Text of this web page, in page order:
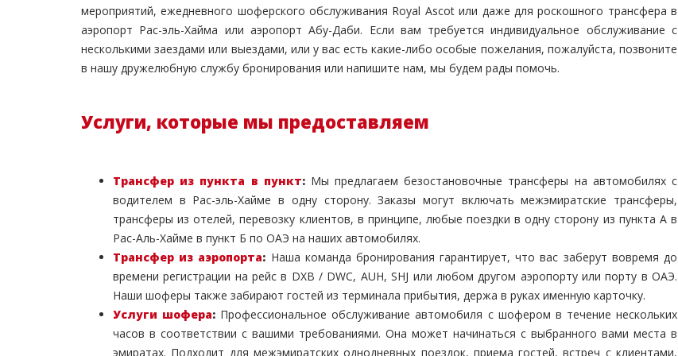
мероприятий, ежедневного шоферского обслуживания Royal Ascot или даже для роскошного трансфера в
аэропорт Рас-эль-Хайма или аэропорт Абу-Даби. Если вам требуется индивидуальное обслуживание с
несколькими заездами или выездами, или у вас есть какие-либо особые пожелания, пожалуйста, позвоните
в нашу дружелюбную службу бронирования или напишите нам, мы будем рады помочь.
Услуги, которые мы предоставляем
Трансфер из пункта в пункт:Мы предлагаем безостановочные трансферы на автомобилях с
водителем в Рас-эль-Хайме в одну сторону. Заказы могут включать межэмиратские трансферы,
трансферы из отелей, перевозку клиентов, в принципе, любые поездки в одну сторону из пункта А в
Рас-Аль-Хайме в пункт Б по ОАЭ на наших автомобилях.
Трансфер из аэропорта: Наша команда бронирования гарантирует, что вас заберут вовремя до
времени регистрации на рейс в DXB / DWC, AUH, SHJ или любом другом аэропорту или порту в ОАЭ.
Наши шоферы также забирают гостей из терминала прибытия, держа в руках именную карточку.
Услуги шофера: Профессиональное обслуживание автомобиля с шофером в течение нескольких
часов в соответствии с вашими требованиями. Она может начинаться с выбранного вами места в
эмиратах. Подходит для межэмиратских однодневных поездок, приема гостей, встреч с клиентами,